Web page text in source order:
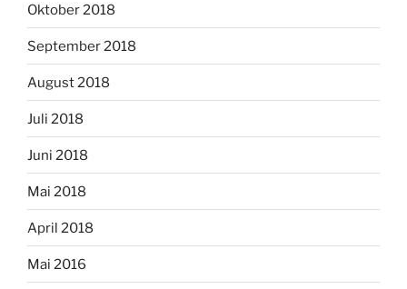
Oktober 2018
September 2018
August 2018
Juli 2018
Juni 2018
Mai 2018
April 2018
Mai 2016